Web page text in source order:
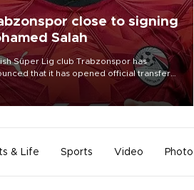
close to signing
Salah
Süper Lig club Trabzonspor has
that it has opened official transfer
to sign free-agent forward
Salah.
& Life Sports Video Photo